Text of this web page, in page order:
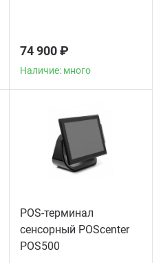
74 900 ₽
Наличие: много
POS-терминал
сенсорный POScenter
POS500